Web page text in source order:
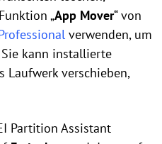
„App Mover“ von
verwenden, um
kann installierte
Laufwerk verschieben,
Partition Assistant